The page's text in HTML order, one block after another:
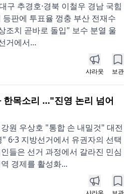
구 추경호·경북 이철우 경남 국힘
판에 투표율 껑충 부산 전재수
조치 곧바로 돌입" 보수 분열 울
거에서...
샤라웃 보관
한목소리 …"진영 논리 넘어
원 우상호 "통합 손 내밀것" 대전
6·3 지방선거에서 유권자의 선택
들은 선거 과정에서 갈라진 민심
경제를 활성화...